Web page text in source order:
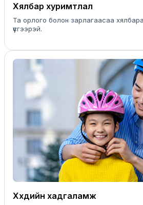
Хялбар хуримтлал
Та орлого болон зарлагаасаа
үүсгээрэй.
Хүүхдийн хадгаламж